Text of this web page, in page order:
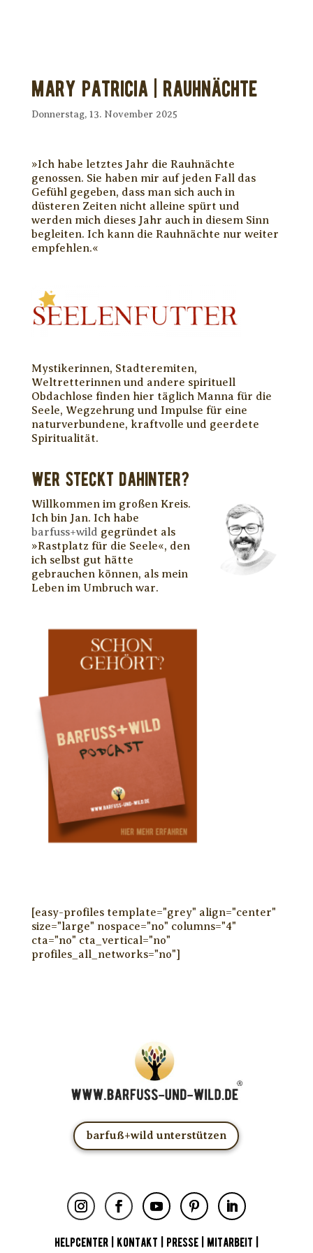
Mary Patricia | RAUHNÄCHTE
Donnerstag, 13. November 2025
»Ich habe letztes Jahr die Rauhnächte
genossen. Sie haben mir auf jeden Fall das
Gefühl gegeben, dass man sich auch in
düsteren Zeiten nicht alleine spürt und
werden mich dieses Jahr auch in diesem Sinn
begleiten. Ich kann die Rauhnächte nur weiter
empfehlen.«
Mystikerinnen, Stadteremiten,
Weltretterinnen und andere spirituell
Obdachlose finden hier täglich Manna für die
Seele, Wegzehrung und Impulse für eine
naturverbundene, kraftvolle und geerdete
Spiritualität.
WER STECKT DAHINTER?
Willkommen im großen Kreis.
Ich bin Jan. Ich habe
barfuss+wild gegründet als
»Rastplatz für die Seele«, den
ich selbst gut hätte
gebrauchen können, als mein
Leben im Umbruch war.
[easy-profiles template="grey" align="center"
size="large" nospace="no" columns="4"
cta="no" cta_vertical="no"
profiles_all_networks="no"]
barfuß+wild unterstützen
HELPCENTER| KONTAKT PRESSE| MITARBEIT